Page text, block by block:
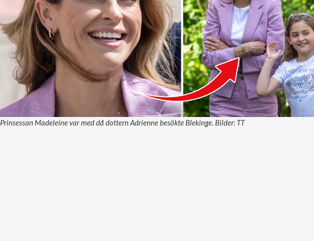
Prinsessan Madeleine var med då dottern Adrienne besökte Blekinge. Bilder: TT